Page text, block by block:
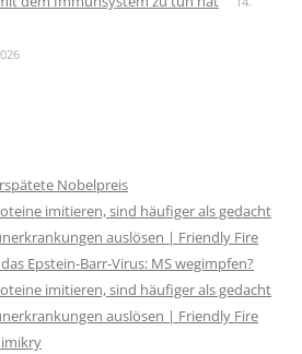
Nobelpreis
imitieren, sind häufiger als gedacht
auslösen | Friendly Fire
Epstein-Barr-Virus: MS wegimpfen?
imitieren, sind häufiger als gedacht
auslösen | Friendly Fire